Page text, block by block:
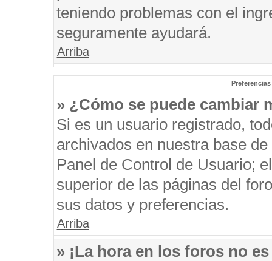
teniendo problemas con el
seguramente ayudará.
Arriba
» ¿Cómo se puede cambiar
Si es un usuario registrado,
archivados en nuestra base
Panel de Control de Usuario;
superior de las páginas del
sus datos y preferencias.
Arriba
» ¡La hora en los foros no